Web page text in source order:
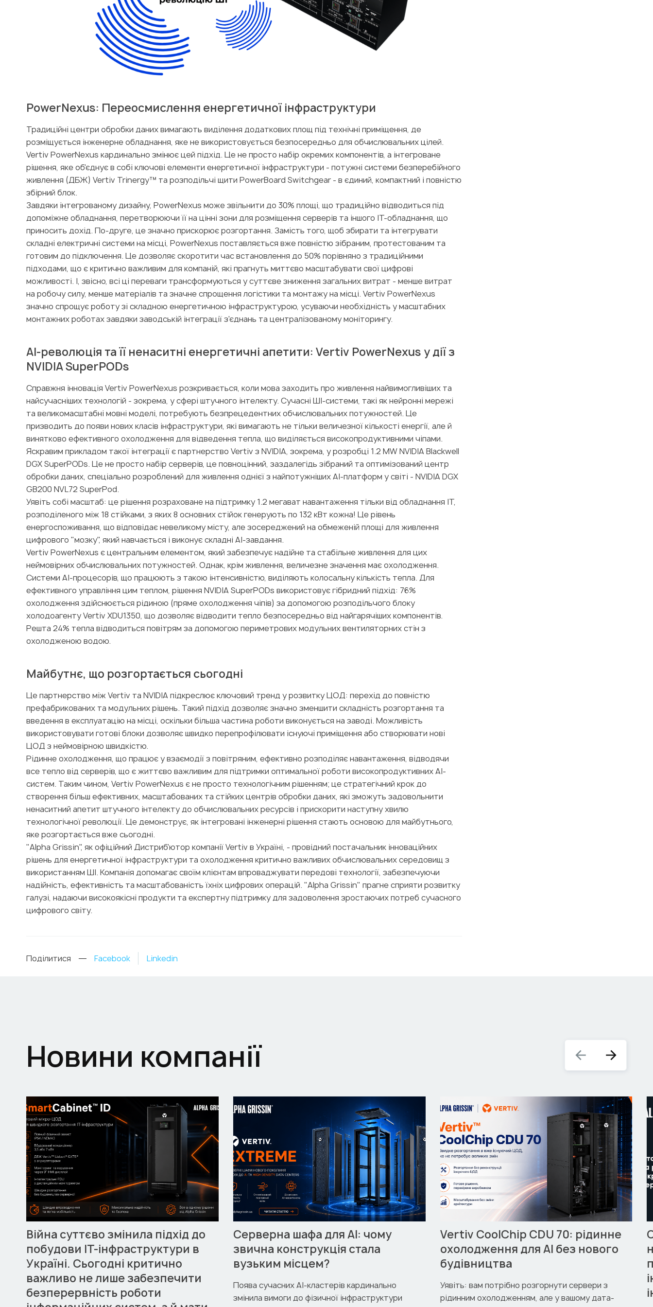
PowerNexus: Переосмислення енергетичної інфраструктури
Традиційні центри обробки даних вимагають виділення додаткових площ під технічні приміщення, де
розміщується інженерне обладнання, яке не використовується безпосередньо для обчислювальних цілей.
Vertiv PowerNexus кардинально змінює цей підхід. Це не просто набір окремих компонентів, а інтегроване
рішення, яке об'єднує в собі ключові елементи енергетичної інфраструктури - потужні системи безперебійного
живлення (ДБЖ) Vertiv Trinergy™ та розподільчі щити PowerBoard Switchgear - в єдиний, компактний і повністю
збірний блок.
Завдяки інтегрованому дизайну, PowerNexus може звільнити до 30% площі, що традиційно відводиться під
допоміжне обладнання, перетворюючи її на цінні зони для розміщення серверів та іншого IT-обладнання, що
приносить дохід. По-друге, це значно прискорює розгортання. Замість того, щоб збирати та інтегрувати
складні електричні системи на місці, PowerNexus поставляється вже повністю зібраним, протестованим та
готовим до підключення. Це дозволяє скоротити час встановлення до 50% порівняно з традиційними
підходами, що є критично важливим для компаній, які прагнуть миттєво масштабувати свої цифрові
можливості. І, звісно, всі ці переваги трансформуються у суттєве зниження загальних витрат - менше витрат
на робочу силу, менше матеріалів та значне спрощення логістики та монтажу на місці. Vertiv PowerNexus
значно спрощує роботу зі складною енергетичною інфраструктурою, усуваючи необхідність у масштабних
монтажних роботах завдяки заводській інтеграції з'єднань та централізованому моніторингу.
AI-революція та її ненаситні енергетичні апетити: Vertiv PowerNexus у дії з
NVIDIA SuperPODs
Справжня інновація Vertiv PowerNexus розкривається, коли мова заходить про живлення найвимогливіших та
найсучасніших технологій - зокрема, у сфері штучного інтелекту. Сучасні ШI-системи, такі як нейронні мережі
та великомасштабні мовні моделі, потребують безпрецедентних обчислювальних потужностей. Це
призводить до появи нових класів інфраструктури, які вимагають не тільки величезної кількості енергії, але й
винятково ефективного охолодження для відведення тепла, що виділяється високопродуктивними чіпами.
Яскравим прикладом такої інтеграції є партнерство Vertiv з NVIDIA, зокрема, у розробці 1.2 MW NVIDIA Blackwell
DGX SuperPODs. Це не просто набір серверів, це повноцінний, заздалегідь зібраний та оптимізований центр
обробки даних, спеціально розроблений для живлення однієї з найпотужніших AI-платформ у світі - NVIDIA DGX
GB200 NVL72 SuperPod.
Уявіть собі масштаб: це рішення розраховане на підтримку 1.2 мегават навантаження тільки від обладнання IT,
розподіленого між 18 стійками, з яких 8 основних стійок генерують по 132 кВт кожна! Це рівень
енергоспоживання, що відповідає невеликому місту, але зосереджений на обмеженій площі для живлення
цифрового "мозку", який навчається і виконує складні AI-завдання.
Vertiv PowerNexus є центральним елементом, який забезпечує надійне та стабільне живлення для цих
неймовірних обчислювальних потужностей. Однак, крім живлення, величезне значення має охолодження.
Системи AI-процесорів, що працюють з такою інтенсивністю, виділяють колосальну кількість тепла. Для
ефективного управління цим теплом, рішення NVIDIA SuperPODs використовує гібридний підхід: 76%
охолодження здійснюється рідиною (пряме охолодження чіпів) за допомогою розподільчого блоку
холодоагенту Vertiv XDU1350, що дозволяє відводити тепло безпосередньо від найгарячіших компонентів.
Решта 24% тепла відводиться повітрям за допомогою периметрових модульних вентиляторних стін з
охолодженою водою.
Майбутнє, що розгортається сьогодні
Це партнерство між Vertiv та NVIDIA підкреслює ключовий тренд у розвитку ЦОД: перехід до повністю
префабрикованих та модульних рішень. Такий підхід дозволяє значно зменшити складність розгортання та
введення в експлуатацію на місці, оскільки більша частина роботи виконується на заводі. Можливість
використовувати готові блоки дозволяє швидко перепрофілювати існуючі приміщення або створювати нові
ЦОД з неймовірною швидкістю.
Рідинне охолодження, що працює у взаємодії з повітряним, ефективно розподіляє навантаження, відводячи
все тепло від серверів, що є життєво важливим для підтримки оптимальної роботи високопродуктивних AI-
систем. Таким чином, Vertiv PowerNexus є не просто технологічним рішенням; це стратегічний крок до
створення більш ефективних, масштабованих та стійких центрів обробки даних, які зможуть задовольнити
ненаситний апетит штучного інтелекту до обчислювальних ресурсів і прискорити наступну хвилю
технологічної революції. Це демонструє, як інтегровані інженерні рішення стають основою для майбутнього,
яке розгортається вже сьогодні.
"Alpha Grissin", як офіційний Дистриб'ютор компанії Vertiv в Україні, - провідний постачальник інноваційних
рішень для енергетичної інфраструктури та охолодження критично важливих обчислювальних середовищ з
використанням ШІ. Компанія допомагає своїм клієнтам впроваджувати передові технології, забезпечуючи
надійність, ефективність та масштабованість їхніх цифрових операцій. "Alpha Grissin" прагне сприяти розвитку
галузі, надаючи високоякісні продукти та експертну підтримку для задоволення зростаючих потреб сучасного
цифрового світу.
Поділитися Facebook Linkedin
Новини компанії
Війна суттєво змінила підхід до
побудови ІТ-інфраструктури в
Україні. Сьогодні критично
важливо не лише забезпечити
безперервність роботи
Серверна шафа для AI: чому
звична конструкція стала
вузьким місцем?
Поява сучасних AI-кластерів кардинально
змінила вимоги до фізичної інфраструктури
Vertiv CoolChip CDU 70: рідинне
охолодження для AI без нового
будівництва
Уявіть: вам потрібно розгорнути сервери з
рідинним охолодженням, але у вашому дата-